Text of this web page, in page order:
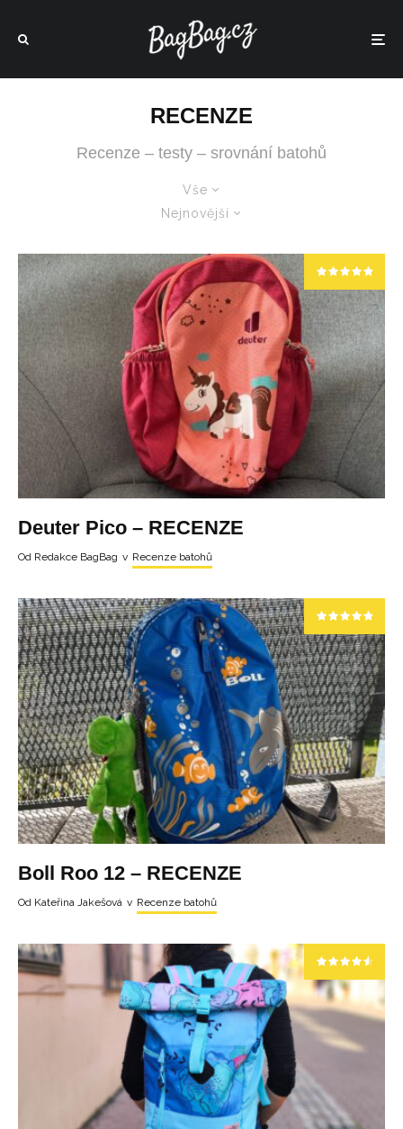
RECENZE
Recenze – testy – srovnání batohů
Vše
Nejnovější
Deuter Pico – RECENZE
Od Redakce BagBag v Recenze batohů
Boll Roo 12 – RECENZE
Od Kateřina Jakešová v Recenze batohů